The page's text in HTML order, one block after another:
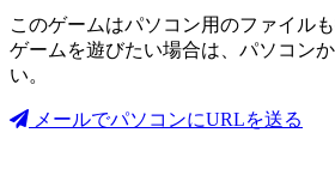
このゲームはパソコン用のファイル
ゲームを遊びたい場合は、パソコン
い。
メールでパソコンにURLを送る